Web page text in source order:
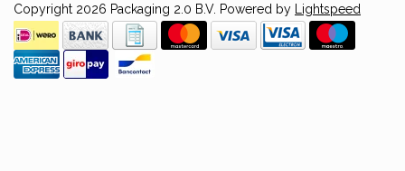
Copyright 2026 Packaging 2.0 B.V. Powered by Lightspeed